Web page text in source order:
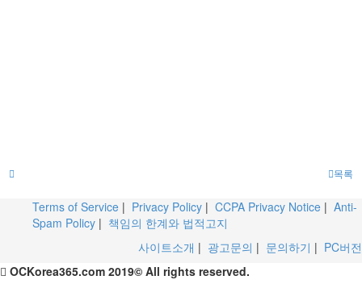
목록
Terms of Service | Privacy Policy | CCPA Privacy Notice | Anti-
Spam Policy | 책임의 한계와 법적고지
사이트소개 | 광고문의 | 문의하기 | PC버전
OCKorea365.com 2019© All rights reserved.